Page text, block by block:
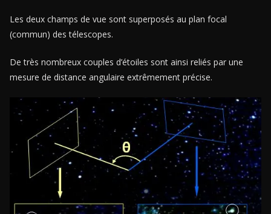
Les deux champs de vue sont superposés au plan focal
(commun) des télescopes.
De très nombreux couples d’étoiles sont ainsi reliés par une
mesure de distance angulaire extrêmement précise.